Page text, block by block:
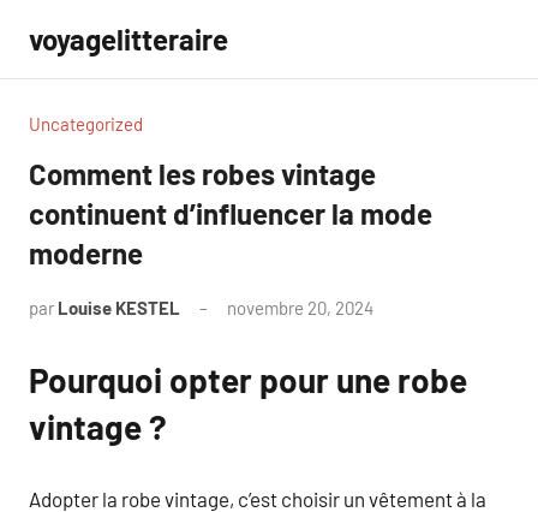
contenu
voyagelitteraire
Uncategorized
Comment les robes vintage
continuent d’influencer la mode
moderne
par Louise KESTEL novembre 20, 2024
Pourquoi opter pour une robe
vintage ?
Adopter la robe vintage, c’est choisir un vêtement à la